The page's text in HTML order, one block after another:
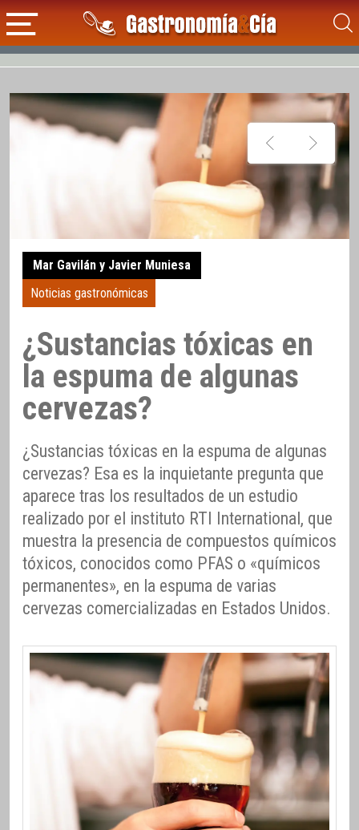
Mar Gavilán y Javier Muniesa
Noticias gastronómicas
¿Sustancias tóxicas en
la espuma de algunas
cervezas?
¿Sustancias tóxicas en la espuma de algunas
cervezas? Esa es la inquietante pregunta que
aparece tras los resultados de un estudio
realizado por el instituto RTI International, que
muestra la presencia de compuestos químicos
tóxicos, conocidos como PFAS o «químicos
permanentes», en la espuma de varias
cervezas comercializadas en Estados Unidos.